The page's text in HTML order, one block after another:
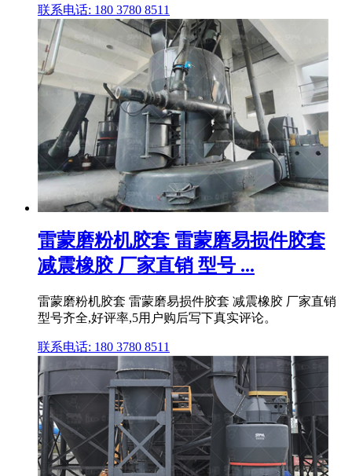
联系电话: 180 3780 8511
雷蒙磨粉机胶套 雷蒙磨易损件胶套
减震橡胶 厂家直销 型号 ...
雷蒙磨粉机胶套 雷蒙磨易损件胶套 减震橡胶 厂家直销
型号齐全,好评率,5用户购后写下真实评论。
联系电话: 180 3780 8511